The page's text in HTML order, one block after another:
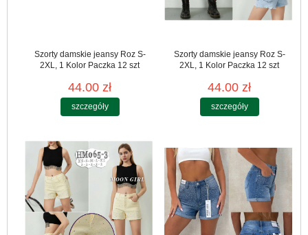
Szorty damskie jeansy Roz S-
2XL, 1 Kolor Paczka 12 szt
44.00 zł
szczegóły
Szorty damskie jeansy Roz S-
2XL, 1 Kolor Paczka 12 szt
44.00 zł
szczegóły